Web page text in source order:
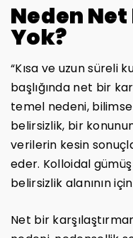
Neden
Yok?
“Kısa ve uzun süreli
başlığında net bir
temel nedeni,
belirsizlik, bir
verilerin kesin
eder. Kolloidal
belirsizlik alanının
Net bir